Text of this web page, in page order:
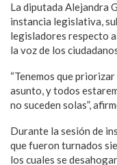
La diputada Alejandra
instancia legislativa,
legisladores respecto
la voz de los
“Tenemos que
asunto, y todos
no suceden solas”,
Durante la sesión de
que fueron turnados
los cuales se